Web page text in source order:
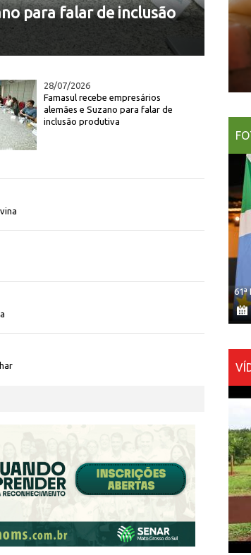
61ª
para falar de inclusão
28/07/2026
Famasul recebe empresários
alemães e Suzano para falar de
inclusão produtiva